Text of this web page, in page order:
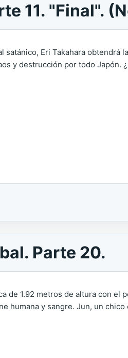
11. "Final".
satánico, Eri Takahara obtendrá
y destrucción por todo Japón.
Parte 20.
de 1.92 metros de altura con
humana y sangre. Jun, un